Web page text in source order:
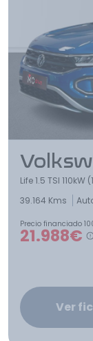
Life 1.5 TSI 110kW
39.164 Kms
Precio financiado
21.988€
Ver